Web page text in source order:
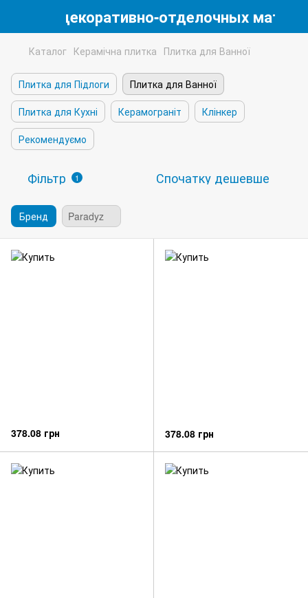
декоративно-отделочных
Каталог Керамічна плитка Плитка для Ванної
Плитка для Підлоги
Плитка для Ванної
Плитка для Кухні
Керамограніт
Клінкер
Рекомендуємо
Фільтр 1 Спочатку дешевше
Бренд Paradyz
378.08 грн 378.08 грн